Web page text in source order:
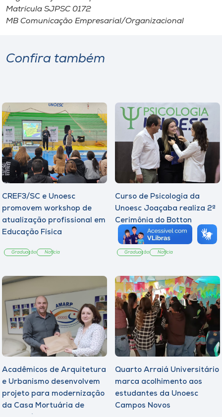
Matrícula SJPSC 0172
MB Comunicação Empresarial/Organizacional
Confira também
CREF3/SC e Unoesc
promovem workshop de
atualização profissional em
Educação Física
Graduação Notícia
Curso de Psicologia da
Unoesc Joaçaba realiza 2ª
Cerimônia do Botton
Graduação Notícia
Acadêmicos de Arquitetura
e Urbanismo desenvolvem
projeto para modernização
da Casa Mortuária de
Quarto Arraiá Universitário
marca acolhimento aos
estudantes da Unoesc
Campos Novos